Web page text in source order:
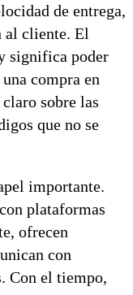
de entrega,
al cliente. El
significa poder
compra en
sobre las
que no se
importante.
plataformas
ofrecen
con
Con el tiempo,